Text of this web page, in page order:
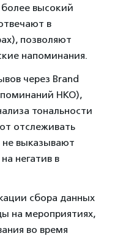
высокий
в
позволяют
напоминания.
через Brand
НКО),
тональности
отслеживать
выказывают
негатив в
сбора данных
на мероприятиях,
во время